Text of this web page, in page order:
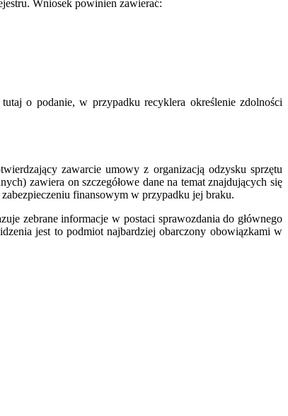
Wniosek powinien zawierać:
o podanie, w przypadku recyklera określenie zdolności
zawarcie umowy z organizacją odzysku sprzętu
zawiera on szczegółowe dane na temat znajdujących się
finansowym w przypadku jej braku.
zebrane informacje w postaci sprawozdania do głównego
jest to podmiot najbardziej obarczony obowiązkami w